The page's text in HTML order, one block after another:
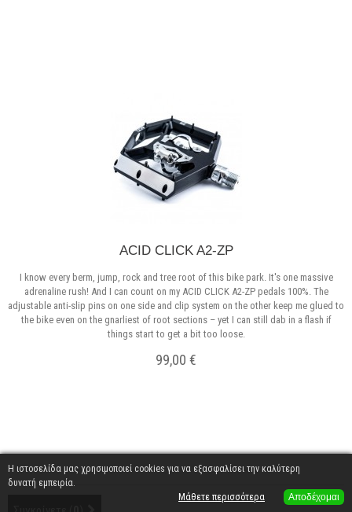
ACID CLICK A2-ZP
I know every berm, jump, rock and tree root of this bike park. It's one massive
adrenaline rush! And I can count on my ACID CLICK A2-ZP pedals 100%. The
adjustable anti-slip pins on one side and clip system on the other keep me glued to
the bike even on the gnarliest of root sections – yet I can still dab in a flash if
things start to get a bit too loose.
99,00 €
Η ιστοσελίδα μας χρησιμοποιεί cookies για να εξασφαλίσει την καλύτερη
δυνατή εμπειρία.
Μάθετε περισσότερα
Αποδέχομαι